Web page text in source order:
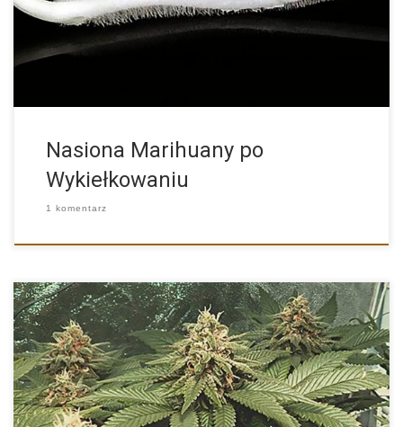
Nasiona Marihuany po
Wykiełkowaniu
1 komentarz
Charakterystyka Nasion Marihuany Odmiany Konopi Royal Gorilla
od Producenta Royal […]